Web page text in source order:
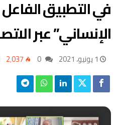
في التطبيق
الإنساني” عبر
1 يونيو، 2021 2٬037